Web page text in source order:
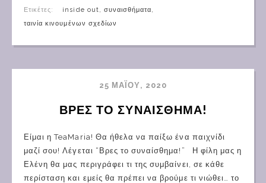
Ετικέτες: inside out, συναισθήματα,
ταινία κινουμένων σχεδίων
25 ΜΑΪ́ΟΥ, 2020
ΒΡΕΣ ΤΟ ΣΥΝΑΙΣΘΗΜΑ!
Είμαι η TeaMaria! Θα ήθελα να παίξω ένα παιχνίδι
μαζί σου! Λέγεται “Βρες το συναίσθημα!” Η φίλη μας η
Ελένη θα μας περιγράφει τι της συμβαίνει, σε κάθε
περίσταση και εμείς θα πρέπει να βρούμε τι νιώθει… το